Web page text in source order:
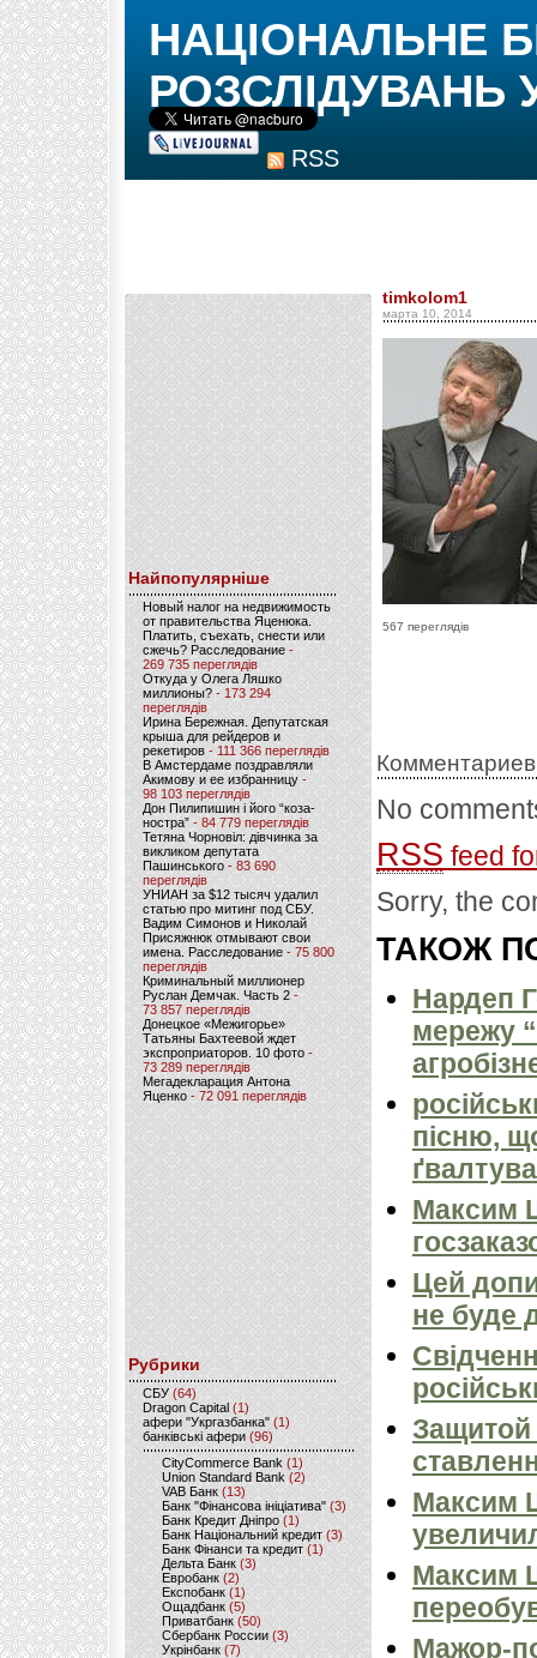
RSS
НАЦІОНАЛЬНЕ
РОЗСЛІДУВАНЬ
Найпопулярніше
Новый налог на недвижимость
от правительства Яценюка.
Платить, съехать, снести или
сжечь? Расследование-
269 735 переглядів
Откуда у Олега Ляшко
миллионы? - 173 294
переглядів
Ирина Бережная. Депутатская
крыша для рейдеров и
рекетиров - 111 366 переглядів
В Амстердаме поздравляли
Акимову и ее избранницу -
98 103 переглядів
Дон Пилипишин і його “коза-
ностра” - 84 779 переглядів
Тетяна Чорновіл: дівчинка за
викликом депутата
Пашинського- 83 690
переглядів
УНИАН за $12 тысяч удалил
статью про митинг под СБУ.
Вадим Симонов и Николай
Присяжнюк отмывают свои
имена. Расследование - 75 800
переглядів
Криминальный миллионер
Руслан Демчак. Часть 2-
73 857 переглядів
Донецкое «Межигорье»
Татьяны Бахтеевой ждет
экспроприаторов. 10 фото -
73 289 переглядів
Мегадекларация Антона
Яценко - 72 091 переглядів
Рубрики
CБУ (64)
Dragon Capital (1)
афери "Укргазбанка" (1)
банківські афери (96)
CityCommerce Bank (1)
Union Standard Bank (2)
VAB Банк (13)
Банк "Фінансова ініціатива" (3)
Банк Кредит Дніпро (1)
Банк Національний кредит (3)
Банк Фінанси та кредит (1)
Дельта Банк (3)
Евробанк(2)
Експобанк (1)
Ощадбанк(5)
Приватбанк (50)
Сбербанк России (3)
Укрінбанк(7)
timkolom1
марта 10, 2014
567 переглядів
No
RSS feed
Sorry, the
ТАКОЖ
Нардеп
мережу
пісню,
Максим
Цей
не буде
Защитой
Максим
Максим
Мажор-